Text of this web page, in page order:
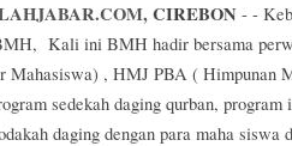
CIREBON - -
Kali ini BMH hadir bersama
Mahasiswa) , HMJ PBA ( Himpunan
sedekah daging qurban,
daging dengan para maha